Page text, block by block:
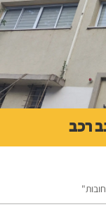
רכב